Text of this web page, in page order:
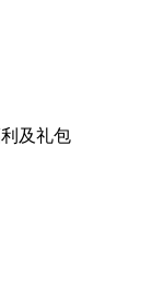
及礼包